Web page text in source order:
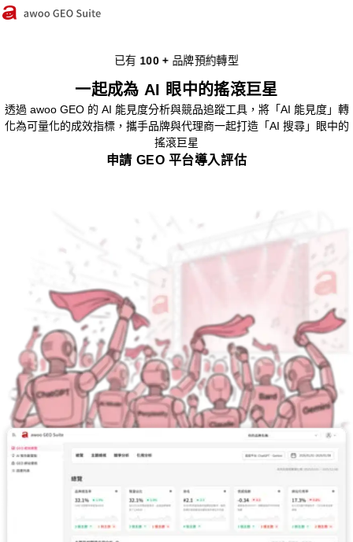
已有 100 +品牌預約轉型
一起成為 AI 眼中的搖滾巨星
透過 awoo GEO 的 AI 能見度分析與競品追蹤工具，將「AI 能見度」轉
化為可量化的成效指標，攜手品牌與代理商一起打造「AI 搜尋」眼中的
搖滾巨星
申請 GEO 平台導入評估